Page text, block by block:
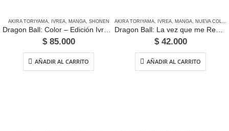
AKIRA TORIYAMA, IVREA, MANGA, SHONEN
$85.000
AÑADIR AL CARRITO
AKIRA TORIYAMA IVREA MANGA NUEVA COLECCIÓN
$42.000
AÑADIR AL CARRITO